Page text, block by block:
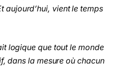
aujourd’hui, vient le temps
logique que tout le monde
dans la mesure où chacun